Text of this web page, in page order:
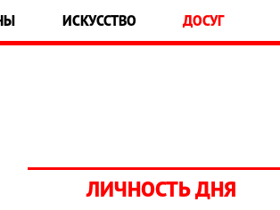
ИСКУССТВО ДОСУГ
ЛИЧНОСТЬ ДНЯ